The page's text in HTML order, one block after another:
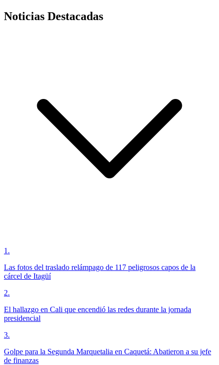
Noticias Destacadas
1 .
Las fotos del traslado relámpago de 117 peligrosos capos de la
cárcel de Itagüí
2.
El hallazgo en Cali que encendió las redes durante la jornada
presidencial
3.
Golpe para la Segunda Marquetalia en Caquetá: Abatieron a su jefe
de finanzas